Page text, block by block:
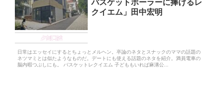
夕刻日誌
バスケットボーラーに捧げるレ
クイエム」田中宏明
日常はエッセイにするとちょっとメルヘン。卒論のネタとスナックのママの話題の
ネツマミとは似たようなものだ。デートにも使える話題のネタを紹介。満員電車の
脳内暇つぶしにも。 バスケットレクイエム 子どももいれば麻溝公...